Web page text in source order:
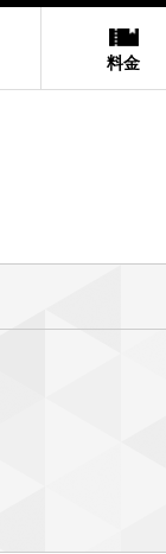
料金